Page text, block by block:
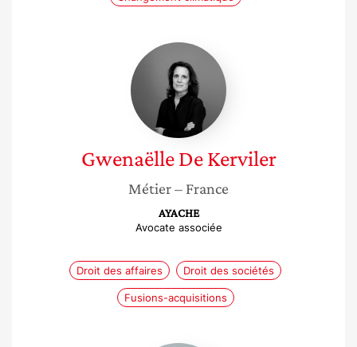
Gwenaëlle
De
Kerviler
Gwenaëlle De Kerviler
Métier– France
AYACHE
Avocate associée
Droit des affaires Droit des sociétés
Fusions-acquisitions